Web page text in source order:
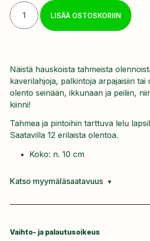
LISÄÄ OSTOSKORIIN
Näistä hauskoista tahmeista
kaverilahjoja, palkintoja arpajaisiin tai
olento seinään, ikkunaan ja peiliin,
kiinni!
Tahmea ja pintoihin tarttuva lelu
Saatavilla 12 erilaista olentoa.
Koko: n. 10 cm
Katso myymäläsaatavuus
Vaihto- ja palautusoikeus